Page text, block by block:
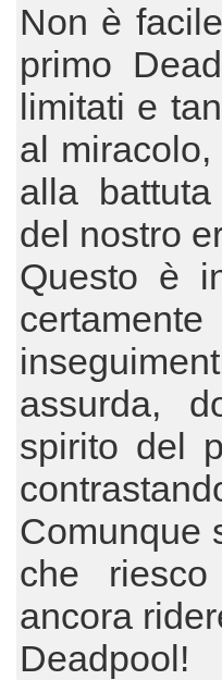
Non è
primo
limitati e
al
alla
del nostro
Questo è
assurda,
spirito del
Comunque
che
ancora
Deadpool!